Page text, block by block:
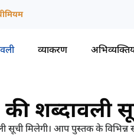
व्याकरण
शब्दावली
मिलेगी। आप पुस्तक के विभिन्न